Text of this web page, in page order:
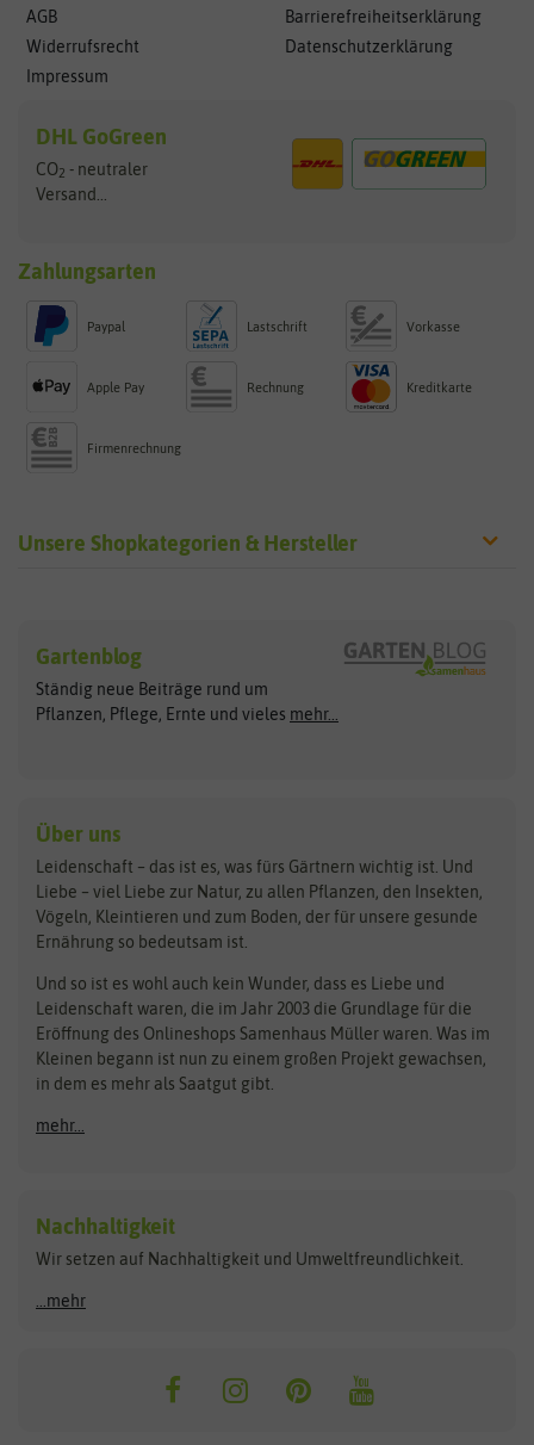
AGB
Widerrufsrecht
Impressum
Barrierefreiheitserklärung
Datenschutzerklärung
DHL GoGreen
CO2 - neutraler
Versand...
Zahlungsarten
Paypal Lastschrift Vorkasse
Apple Pay Rechnung Kreditkarte
Firmenrechnung
Unsere Shopkategorien & Hersteller
Exotische Samen
Gemüsesamen
Gründünger
Kräutersamen
Obstsamen
Pilzbrut
Rasensamen
Steckzwiebeln
Zimmer & Kübelpflanzen
Kataloge
Schnäppchen
Anzucht & Gartenzubehör
Anzuchtschalen
Heizmatte & Heizkabel
Kokos-Quelltabletten
Zimmergewächshaus
Arche Noah
ASB Greenworld
Benary
Bingenheimer Saatgut
BioBalu
Bionana
BIOWOL
Blumicorn
Bûten Birds
Carl Pabst
Clever Pots
COMPO
Dürr-Samen
elho
Feldsaaten Freudenberger
Fertil
Flora Elite
Florissa
Flortis
Franchi Sementi
Hortitops
JUB Holland
Gartenblog
Ständig neue Beiträge rund um
Pflanzen, Pflege, Ernte und vieles mehr...
Über uns
Leidenschaft – das ist es, was fürs Gärtnern wichtig ist. Und
Liebe – viel Liebe zur Natur, zu allen Pflanzen, den Insekten,
Vögeln, Kleintieren und zum Boden, der für unsere gesunde
Ernährung so bedeutsam ist.
Und so ist es wohl auch kein Wunder, dass es Liebe und
Leidenschaft waren, die im Jahr 2003 die Grundlage für die
Eröffnung des Onlineshops Samenhaus Müller waren. Was im
Kleinen begann ist nun zu einem großen Projekt gewachsen,
in dem es mehr als Saatgut gibt.
mehr...
Nachhaltigkeit
Wir setzen auf Nachhaltigkeit und Umweltfreundlichkeit.
...mehr